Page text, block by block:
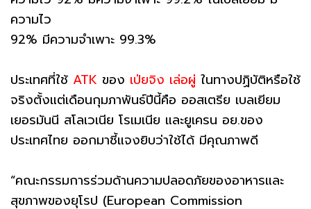
ความไว
92% มีความจำเพาะ 99.3%
ประเทศที่ใช้ ATK ของ เป่ยจิง เล่อผู่ ในทางปฏิบัติหรือใช้
จริงตั้งแต่เดือนกุมภาพันธ์ปีนี้คือ ออสเตรีย เบลเยียม
เยอรมันนี สโลเวเนีย โรเมเนีย และยูเครน อย.ของ
ประเทศไทย ออกมาชี้แจงยิบว่าใช้ได้ มีคุณภาพดี
“คณะกรรมการร่วมด้านความปลอดภัยของอาหารและ
สุขภาพของยุโรป (European Commission